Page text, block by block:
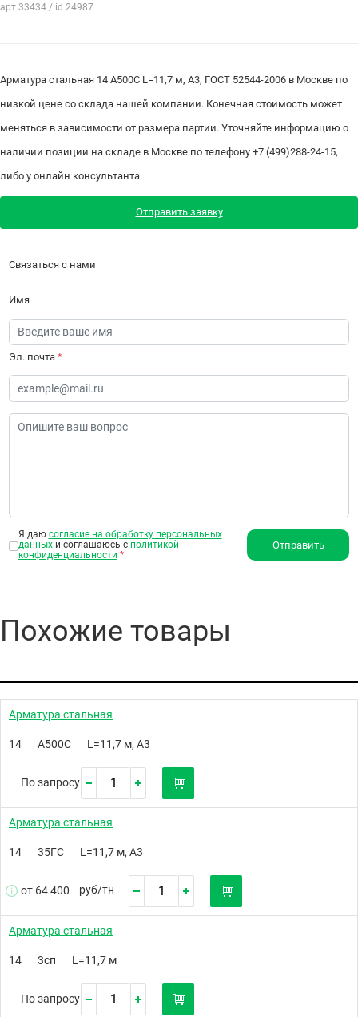
арт.33434 / id 24987
Арматура стальная 14 А500С L=11,7 м, А3, ГОСТ 52544-2006 в Москве по
низкой цене со склада нашей компании. Конечная стоимость может
меняться в зависимости от размера партии. Уточняйте информацию о
наличии позиции на складе в Москве по телефону +7 (499)288-24-15,
либо у онлайн консультанта.
Отправить заявку
Связаться с нами
Имя
Эл. почта *
Я даю согласие на обработку персональных
данныхи соглашаюсь с политикой
конфиденциальности *
Отправить
Похожие товары
Арматура стальная
14 А500С L=11,7 м, А3
По запросу
Арматура стальная
14 35ГС L=11,7 м, А3
от 64 400 руб/тн
Арматура стальная
14 3сп L=11,7 м
По запросу